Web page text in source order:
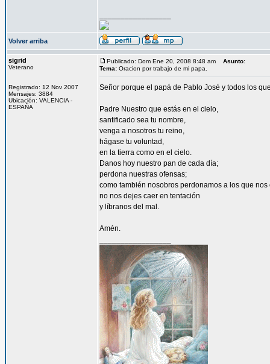
Volver arriba
sigrid
Veterano
Registrado: 12 Nov 2007
Mensajes: 3884
Ubicación: VALENCIA -
ESPAÑA
Publicado: Dom Ene 20, 2008 8:48 am Asunto:
Tema: Oracion por trabajo de mi papa.
Señor porque el papá de Pablo José y todos los
Padre Nuestro que estás en el cielo,
santificado sea tu nombre,
venga a nosotros tu reino,
hágase tu voluntad,
en la tierra como en el cielo.
Danos hoy nuestro pan de cada día;
perdona nuestras ofensas;
como también nosobros perdonamos a los que nos
no nos dejes caer en tentación
y líbranos del mal.
Amén.